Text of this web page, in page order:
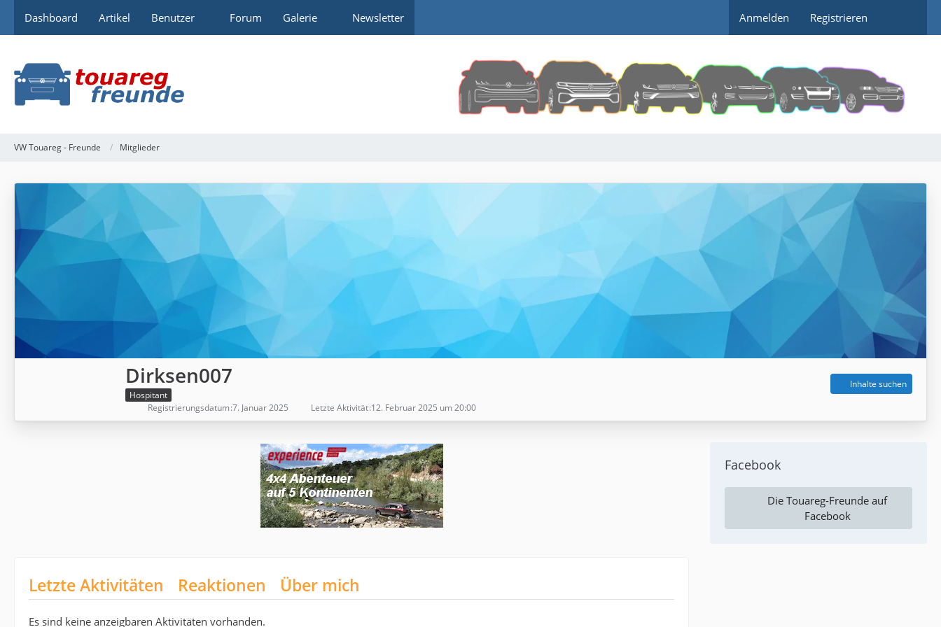
Dashboard Artikel Benutzer Forum Galerie Newsletter Anmelden Registrieren
VW Touareg - Freunde Mitglieder
Dirksen007
Hospitant
Inhalte suchen
Registrierungsdatum 7. Januar 2025 Letzte Aktivität 12. Februar 2025 um 20:00
Letzte Aktivitäten Reaktionen Über mich
Es sind keine anzeigbaren Aktivitäten vorhanden.
Facebook
Die Touareg-Freunde auf
Facebook